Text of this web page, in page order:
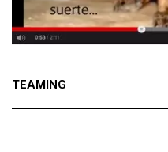
TEAMING